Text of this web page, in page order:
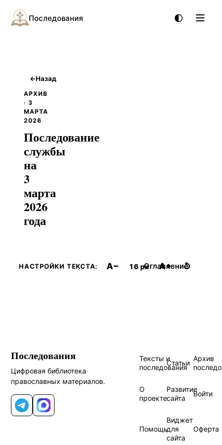
Последования
←Назад
АРХИВ
· 3
МАРТА
2026
Последование
службы
на
3
марта
2026
года
НАСТРОЙКИ ТЕКСТА: A− 16 px A+ ↺
Оглавление
Последования
Цифровая библиотека
православных материалов.
Telegram
MAX
Тексты и
последования
Статьи
Архив
О
проекте
Развитие
сайта
Войти
Помощь
Виджет
для
сайта
Оферта